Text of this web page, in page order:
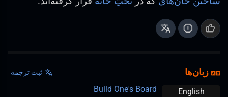
زبان‌ها ثبت ترجمه
English
Build One's Board